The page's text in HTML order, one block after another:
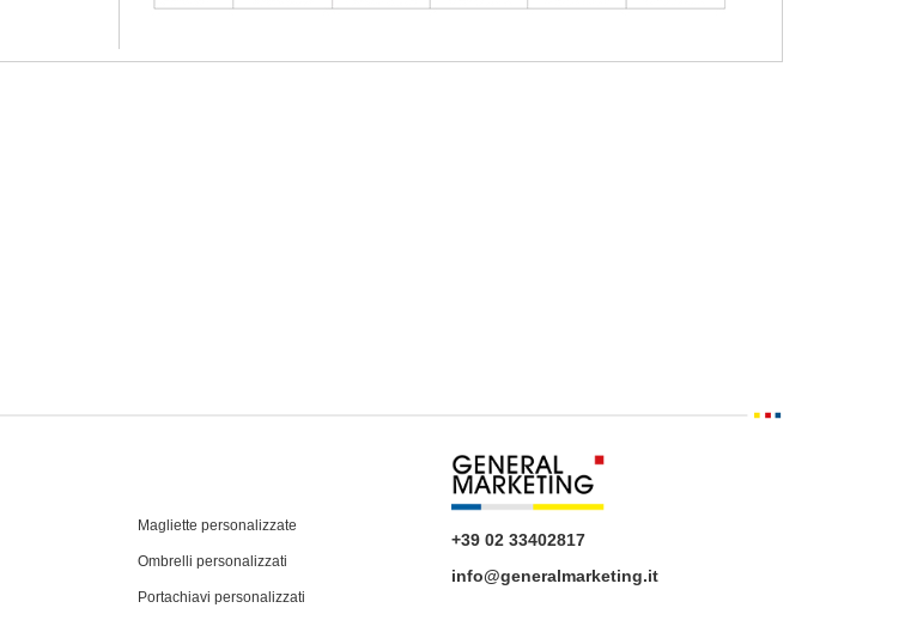
Magliette personalizzate
Ombrelli personalizzati
Portachiavi personalizzati
+39 02 33402817
info@generalmarketing.it